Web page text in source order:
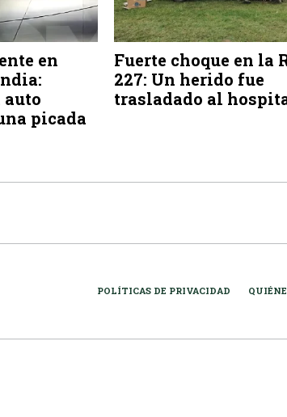
en
picada
Fuerte choque en la
227: Un herido fue
trasladado al
POLÍTICAS DE PRIVACIDAD